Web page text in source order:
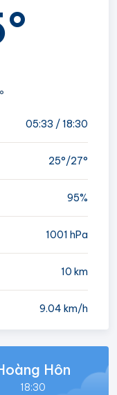
05:33 / 18:30
25°/27°
95%
1001 hPa
10 km
9.04 km/h
Hôn
18:30